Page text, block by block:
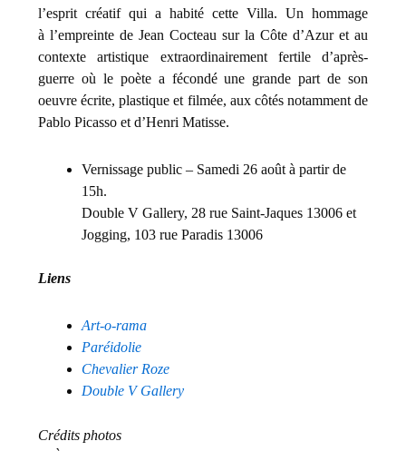
l’esprit créatif qui a habité cette Villa. Un hommage
àl’empreinte de Jean Cocteau sur la Côte d’Azur et au
contexte artistique extraordinairement fertile d’après-
guerre où le poète a fécondé une grande part de son
oeuvre écrite, plastique et filmée, aux côtés notamment de
Pablo Picasso et d’Henri Matisse.
Vernissage public – Samedi 26 août à partir de
15h.
Double V Gallery, 28 rue Saint-Jaques 13006 et
Jogging, 103 rue Paradis 13006
Liens
Art-o-rama
Paréidolie
Chevalier Roze
Double V Gallery
Crédits photos